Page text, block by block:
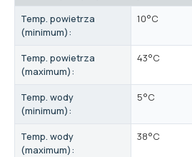
Temp. powietrza
(minimum):
10°C
Temp. powietrza
(maximum):
43°C
Temp. wody
(minimum):
5°C
Temp. wody
(maximum):
38°C